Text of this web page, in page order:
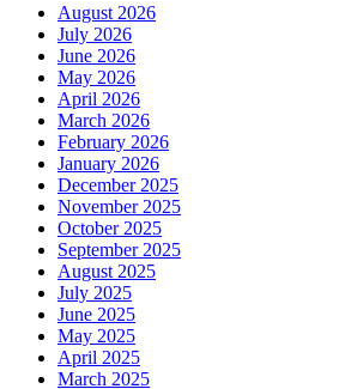
August 2026
July 2026
June 2026
May 2026
April 2026
March 2026
February 2026
January 2026
December 2025
November 2025
October 2025
September 2025
August 2025
July 2025
June 2025
May 2025
April 2025
March 2025